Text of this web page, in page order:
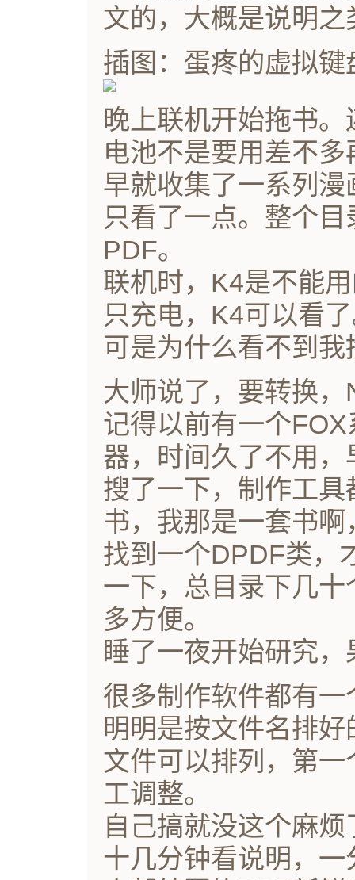
文的，大概是说明
插图：蛋疼的虚拟键
晚上联机开始拖书
电池不是要用差不多
早就收集了一系列
只看了一点。整个
PDF。
联机时，K4是不能
只充电，K4可以看
可是为什么看不到
大师说了，要转换
记得以前有一个
器，时间久了不用，
搜了一下，制作工
书，我那是一套书
找到一个DPDF类，
一下，总目录下几
多方便。
睡了一夜开始研究
很多制作软件都有
明明是按文件名排
文件可以排列，第
工调整。
自己搞就没这个麻
十几分钟看说明，